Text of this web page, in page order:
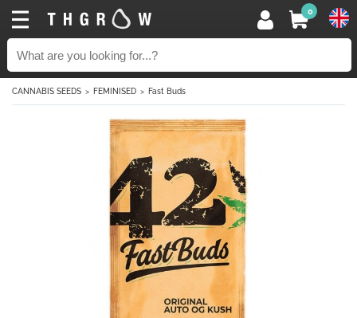
0
CANNABIS SEEDS FEMINISED Fast Buds